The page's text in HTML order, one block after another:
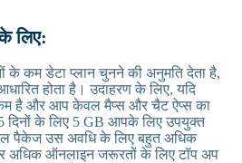
लिए:
के कम डेटा प्लान चुनने की अनुमति देता है,
होता है। उदाहरण के लिए, यदि
कम है और आप केवल मैप्स और चैट ऐप्स का
दिनों के लिए 5 GB आपके लिए उपयुक्त
पैकेज उस अवधि के लिए बहुत अधिक
अधिक ऑनलाइन जरूरतों के लिए टॉप अप